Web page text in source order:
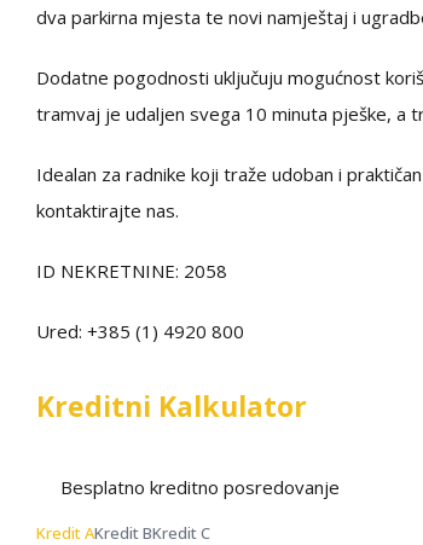
dva parkirna mjesta te novi namještaj i
Dodatne pogodnosti uključuju mogućnost
tramvaj je udaljen svega 10 minuta pješke, a
Idealan za radnike koji traže udoban i
kontaktirajte nas.
ID NEKRETNINE: 2058
Ured: +385 (1) 4920 800
Kreditni Kalkulator
Besplatno kreditno posredovanje
Kredit AKredit BKredit C